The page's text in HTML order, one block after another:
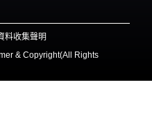
料收集聲明
& Copyright(All Rights